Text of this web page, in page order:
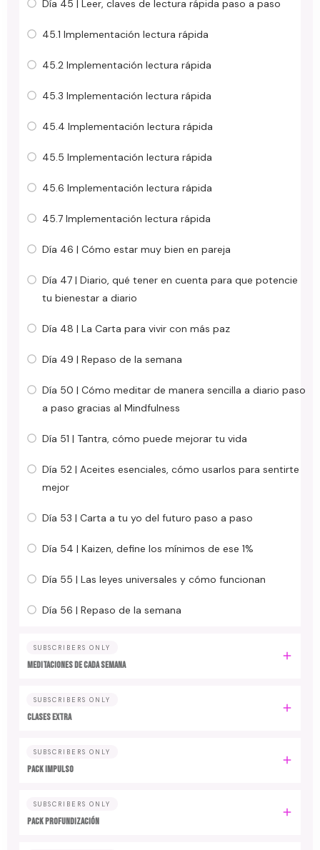
Día 45 | Leer, claves de lectura rápida paso a paso
45.1 Implementación lectura rápida
45.2 Implementación lectura rápida
45.3 Implementación lectura rápida
45.4 Implementación lectura rápida
45.5 Implementación lectura rápida
45.6 Implementación lectura rápida
45.7 Implementación lectura rápida
Día 46 | Cómo estar muy bien en pareja
Día 47 | Diario, qué tener en cuenta para que potencie
tu bienestar a diario
Día 48 | La Carta para vivir con más paz
Día 49 | Repaso de la semana
Día 50 | Cómo meditar de manera sencilla a diario paso
a paso gracias al Mindfulness
Día 51 | Tantra, cómo puede mejorar tu vida
Día 52 | Aceites esenciales, cómo usarlos para sentirte
mejor
Día 53 | Carta a tu yo del futuro paso a paso
Día 54 | Kaizen, define los mínimos de ese 1%
Día 55 | Las leyes universales y cómo funcionan
Día 56 | Repaso de la semana
SUBSCRIBERS ONLY
MEDITACIONES DE CADA SEMANA
SUBSCRIBERS ONLY
CLASES EXTRA
SUBSCRIBERS ONLY
PACK IMPULSO
SUBSCRIBERS ONLY
PACK PROFUNDIZACIÓN